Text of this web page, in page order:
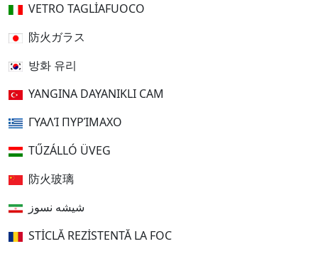
VETRO TAGLIAFUOCO
防火ガラス
방화 유리
YANGINA DAYANIKLI CAM
ΓΥΑΛΊ ΠΥΡΊΜΑΧΟ
TŰZÁLLÓ ÜVEG
防火玻璃
شیشه نسوز
STICLĂ REZISTENTĂ LA FOC